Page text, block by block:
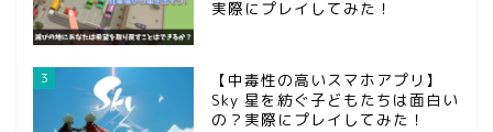
実際にプレイしてみた！
3
【中毒性の高いスマホアプリ】
Sky 星を紡ぐ子どもたちは面白い
の？実際にプレイしてみた！